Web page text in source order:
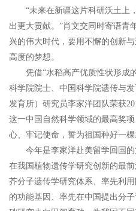
“未来在新疆这片科研沃土上
出更大贡献。”肖文交同时寄语青
兴的伟大时代，要用不懈的创新
高度的梦想。
凭借“水稻高产优质性状形成的
科学院院士、中国科学院遗传与
发育所）研究员李家洋团队荣获
这一中国自然科学领域的最高奖
心、牢记使命，誓为祖国种好一棵
今年是李家洋赴美留学回国的
在我国植物遗传学研究创新的最
芥分子遗传学研究体系、率先利
的功能基因、率先在中国提出分